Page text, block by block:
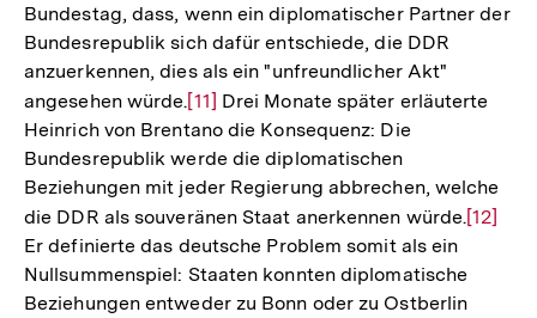
Bundestag, dass, wenn ein diplomatischer Partner der
Bundesrepublik sich dafür entschiede, die DDR
anzuerkennen, dies als ein "unfreundlicher Akt"
angesehen würde.Zur
Auflösung
der
Fußnote
[11] Drei Monate später erläuterte
Heinrich von Brentano die Konsequenz: Die
Bundesrepublik werde die diplomatischen
Beziehungen mit jeder Regierung abbrechen, welche
die DDR als souveränen Staat anerkennen würde.Zur
[12]
Er definierte das deutsche Problem somit als ein
Nullsummenspiel: Staaten konnten diplomatische
Beziehungen entweder zu Bonn oder zu Ostberlin